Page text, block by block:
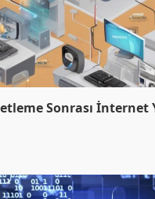
Sonrası İnternet